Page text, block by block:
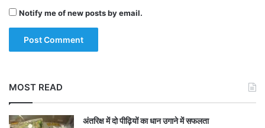
रनों की साझेदारी की। तेज गेंदबाजों की विफलता के बीच
विराट कोहली ने स्पिनरों को लगाया और रवींद्र जडेजा ने
एक बेहतरीन गेंद पर फिंच को बोल्ड कर भारत को पहली
फिंच के जाने के बाद ख्वाजा और पीटर हैंड्सकॉम्ब ने
आस्ट्रेलियाई स्कोरबोर्ड को अच्छे से चालू रखा। ख्वाजा ने
Notify me of new posts by email.
MOST READ
अंतरिक्ष में दो पीढ़ियों का धान उगाने में सफलता